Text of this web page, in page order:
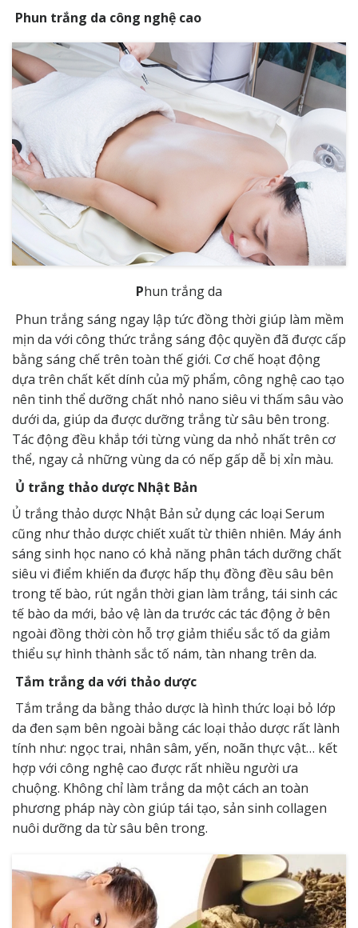
Phun trắng da công nghệ cao
Phun trắng da
Phun trắng sáng ngay lập tức đồng thời giúp làm mềm
mịn da với công thức trắng sáng độc quyền đã được cấp
bằng sáng chế trên toàn thế giới. Cơ chế hoạt động
dựa trên chất kết dính của mỹ phẩm, công nghệ cao tạo
nên tinh thể dưỡng chất nhỏ nano siêu vi thấm sâu vào
dưới da, giúp da được dưỡng trắng từ sâu bên trong.
Tác động đều khắp tới từng vùng da nhỏ nhất trên cơ
thể, ngay cả những vùng da có nếp gấp dễ bị xỉn màu.
Ủ trắng thảo dược Nhật Bản
Ủ trắng thảo dược Nhật Bản sử dụng các loại Serum
cũng như thảo dược chiết xuất từ thiên nhiên. Máy ánh
sáng sinh học nano có khả năng phân tách dưỡng chất
siêu vi điểm khiến da được hấp thụ đồng đều sâu bên
trong tế bào, rút ngắn thời gian làm trắng, tái sinh các
tế bào da mới, bảo vệ làn da trước các tác động ở bên
ngoài đồng thời còn hỗ trợ giảm thiểu sắc tố da giảm
thiểu sự hình thành sắc tố nám, tàn nhang trên da.
Tắm trắng da với thảo dược
Tắm trắng da bằng thảo dược là hình thức loại bỏ lớp
da đen sạm bên ngoài bằng các loại thảo dược rất lành
tính như: ngọc trai, nhân sâm, yến, noãn thực vật… kết
hợp với công nghệ cao được rất nhiều người ưa
chuộng. Không chỉ làm trắng da một cách an toàn
phương pháp này còn giúp tái tạo, sản sinh collagen
nuôi dưỡng da từ sâu bên trong.